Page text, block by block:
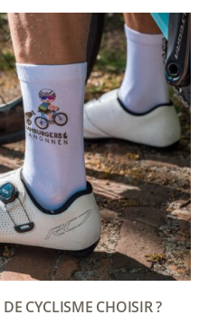
CYCLISME CHOISIR ?